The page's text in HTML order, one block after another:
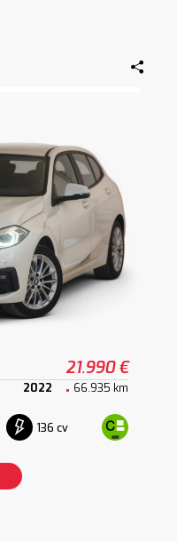
21.990 €
2022 66.935 km
136 cv